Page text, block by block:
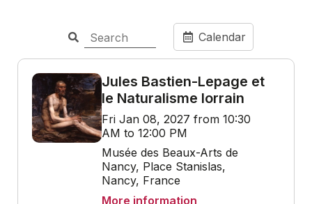
Calendar
Jules Bastien-Lepage et
le Naturalisme lorrain
Fri Jan 08, 2027 from 10:30
AM to 12:00 PM
Musée des Beaux-Arts de
Nancy, Place Stanislas,
Nancy, France
More information